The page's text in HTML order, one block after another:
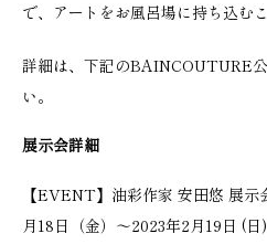
で、アートをお風呂場に持ち込む
詳細は、下記のBAINCOUTURE
い。
展示会詳細
【EVENT】油彩作家 安田悠 展
月18日（金）〜2023年2月19日 (